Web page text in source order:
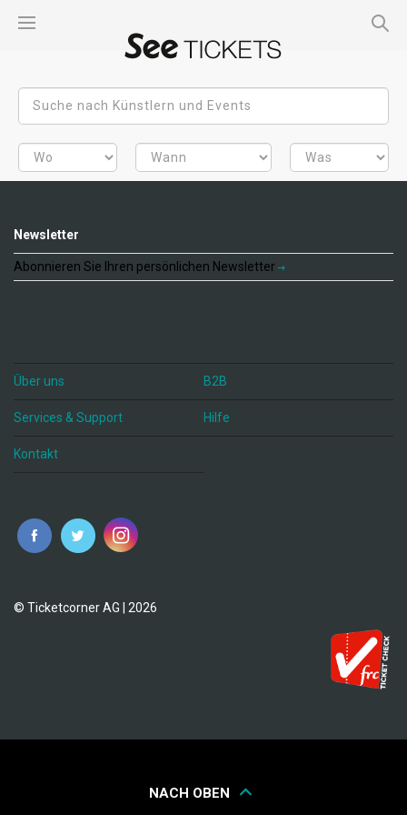
Newsletter
Abonnieren Sie Ihren persönlichen Newsletter
Über uns B2B
Services & Support Hilfe
Kontakt
© Ticketcorner AG | 2026
NACH OBEN